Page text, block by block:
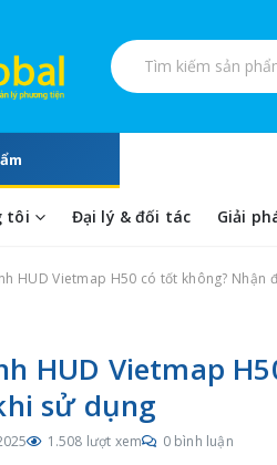
Tìm kiếm sản phẩm
tôi Đại lý & đối tác Giải
HUD Vietmap H50 có tốt không? Nhận
HUD Vietmap
sử dụng
1.508 lượt xem 0 bình luận